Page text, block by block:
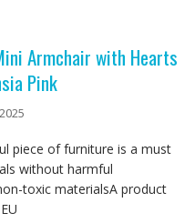
Armchair with Hearts
Pink
piece of furniture is a must
without harmful
toxic materialsA product